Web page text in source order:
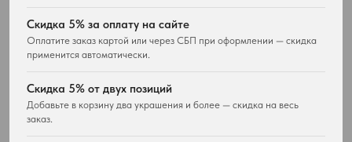
Скидка 5% за оплату на сайте
Оплатите заказ картой или через СБП при оформлении — скидка
применится автоматически.
Скидка 5% от двух позиций
Добавьте в корзину два украшения и более — скидка на весь
заказ.
Кольца
Часы
Сумки
ПОКУПАТЕЛЯМ
Доставка
Возврат товара
О магазине